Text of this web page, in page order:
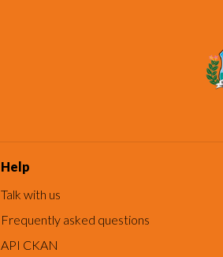
Help
Talk with us
Frequently asked questions
API CKAN